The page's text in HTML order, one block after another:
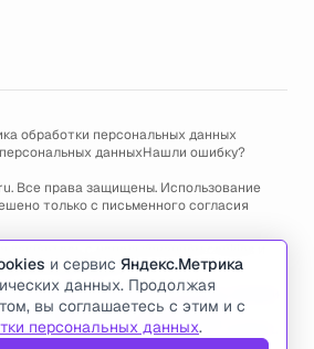
обработки персональных данных
данныхНашли ошибку?
Все права защищены. Использование
только с письменного согласия
с использованием cookies и
данных.
с работой сайта, ошибками, глюками
по адресу электронной почты
пишите в телеграм@usedcarsru_support
и сервис Яндекс.Метрика
данных. Продолжая
вы соглашаетесь с этим и с
персональных данных.